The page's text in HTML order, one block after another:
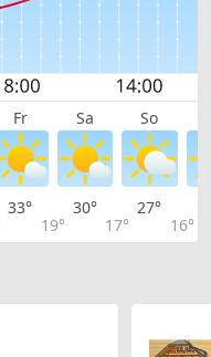
Fr Sa So
33°
19°
30°
17°
27°
16°